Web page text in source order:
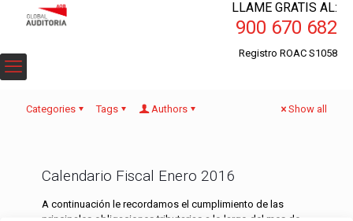
LLAME GRATIS AL:
900 670 682
Registro ROAC S1058
Categories Tags Authors Show all
Calendario Fiscal Enero 2016
A continuación le recordamos el cumplimiento de las